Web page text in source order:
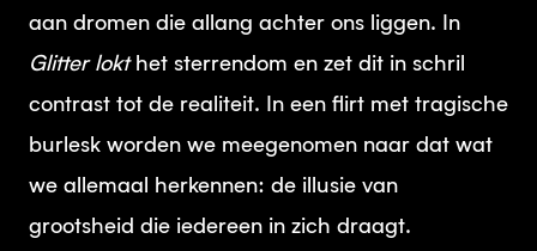
aan dromen die allang achter ons liggen. In
Glitter lokthet sterrendom en zet dit in schril
contrast tot de realiteit. In een flirt met tragische
burlesk worden we meegenomen naar dat wat
we allemaal herkennen: de illusie van
grootsheid die iedereen in zich draagt.